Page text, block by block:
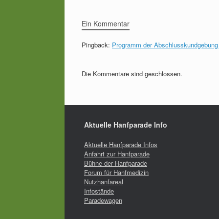
Ein Kommentar
Pingback: Programm der
Die Kommentare sind geschlossen.
Aktuelle Hanfparade Info
Aktuelle Hanfparade Infos
Anfahrt zur Hanfparade
Bühne der Hanfparade
Forum für Hanfmedizin
Nutzhanfareal
Infostände
Paradewagen